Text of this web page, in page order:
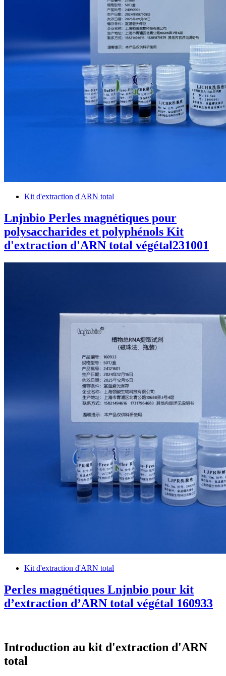
Kit d'extraction d'ARN total
Lnjnbio Perles magnétiques pour
polysaccharides et polyphénols Kit
d'extraction d'ARN total végétal231001
Kit d'extraction d'ARN total
Perles magnétiques Lnjnbio pour kit
d’extraction d’ARN total végétal 160933
Introduction au kit d'extraction d'ARN
total